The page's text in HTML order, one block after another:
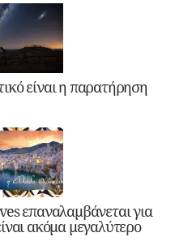
είναι η παρατήρηση
επαναλαμβάνεται για
ακόμα μεγαλύτερο